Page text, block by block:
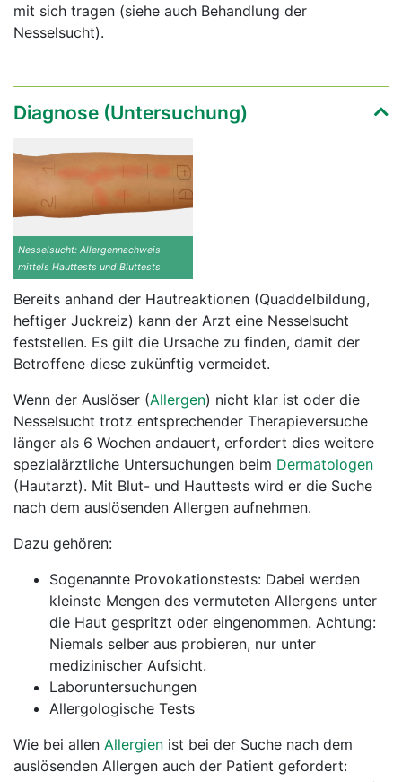
mit sich tragen (siehe auch Behandlung der
Nesselsucht).
Diagnose (Untersuchung)
Nesselsucht: Allergennachweis
mittels Hauttests und Bluttests
Bereits anhand der Hautreaktionen (Quaddelbildung,
heftiger Juckreiz) kann der Arzt eine Nesselsucht
feststellen. Es gilt die Ursache zu finden, damit der
Betroffene diese zukünftig vermeidet.
Wenn der Auslöser (Allergen) nicht klar ist oder die
Nesselsucht trotz entsprechender Therapieversuche
länger als 6 Wochen andauert, erfordert dies weitere
spezialärztliche Untersuchungen beim Dermatologen
(Hautarzt). Mit Blut- und Hauttests wird er die Suche
nach dem auslösenden Allergen aufnehmen.
Dazu gehören:
Sogenannte Provokationstests: Dabei werden
kleinste Mengen des vermuteten Allergens unter
die Haut gespritzt oder eingenommen. Achtung:
Niemals selber aus probieren, nur unter
medizinischer Aufsicht.
Laboruntersuchungen
Allergologische Tests
Wie bei allen Allergien ist bei der Suche nach dem
auslösenden Allergen auch der Patient gefordert: